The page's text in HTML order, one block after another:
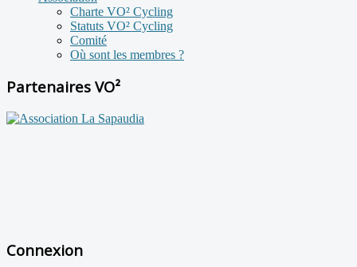
Charte VO² Cycling
Statuts VO² Cycling
Comité
Où sont les membres ?
Partenaires VO²
Connexion